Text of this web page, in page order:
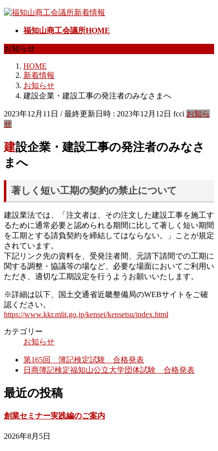
コ
ン
ツ
ナ
ー
シ
福知山商工会議所HOME
お知らせ
HOME
新着情報
お知らせ
建設企業・建設工事の発注者のみなさまへ
2023年12月11日 / 最終更新日時 : 2023年12月12日 fcci お知ら
せ
建設企業・建設工事の発注者のみなさ
まへ
著しく短い工期の契約の禁止について
建設業法では、「注文者は、その注文した建設工事を施工す
るために通常必要と認められる期間に比して著しく短い期間
を工期とする請負契約を締結してはならない。」ことが規定
されています。
下記リンク先の資料を、受発注者間、元請下請間での工期に
関する調整・協議等の場など、必要な場面においてご利用い
ただき、適切な工期設定を行うようお願いいたします。
※詳細は以下、国土交通省近畿整備局のWEBサイトをご確
認ください。
https://www.kkr.mlit.go.jp/kensei/kensetsu/index.html
カテゴリー
お知らせ
第165回 簿記検定試験 合格発表
日商簿記検定福知山公立大学団体試験 合格発表
最近の投稿
創業セミナー実践編のご案内
2026年8月5日